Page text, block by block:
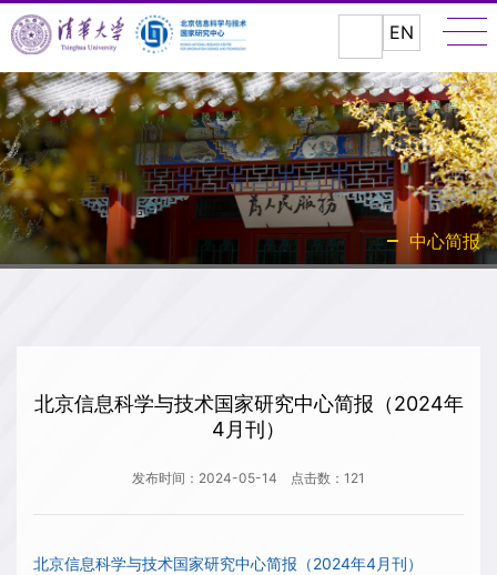
EN
中心简报
北京信息科学与技术国家研究中心简报（2024年
4月刊）
发布时间：2024-05-14 点击数： 121
北京信息科学与技术国家研究中心简报（2024年4月刊）